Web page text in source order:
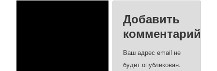
Добавить
комментарий
Ваш адрес email не
будет опубликован.